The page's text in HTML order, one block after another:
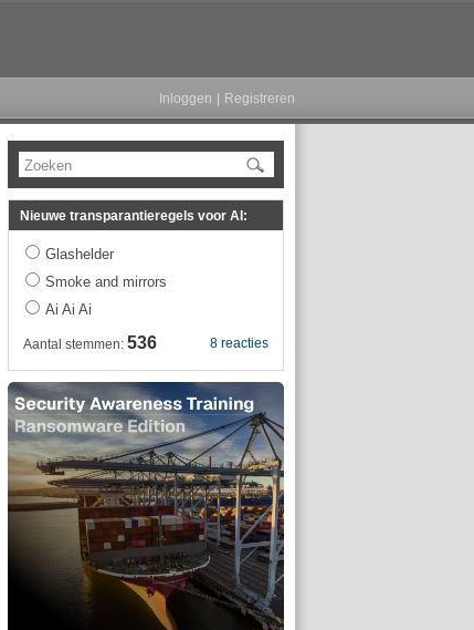
Inloggen Registreren
Zoeken
Nieuwe transparantieregels voor AI:
Glashelder
Smoke and mirrors
Ai Ai Ai
8 reacties
Aantal stemmen: 536